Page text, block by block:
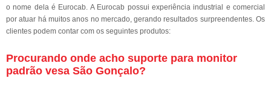
o nome dela é Eurocab. A Eurocab possui experiência industrial e comercial
por atuar há muitos anos no mercado, gerando resultados surpreendentes. Os
clientes podem contar com os seguintes produtos:
Procurando onde acho suporte para monitor
padrão vesa São Gonçalo?